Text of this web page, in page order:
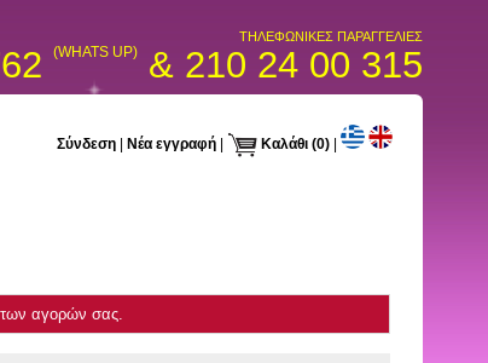
ΤΗΛΕΦΩΝΙΚΕΣ ΠΑΡΑΓΓΕΛΙΕΣ
(WHATS UP) & 210 24 00 315
Σύνδεση Νέα εγγραφή Καλάθι (0) |
των αγορών σας.